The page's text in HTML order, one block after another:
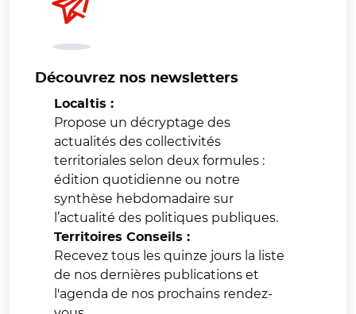
Découvrez nos newsletters
Localtis :
Propose un décryptage des
actualités des collectivités
territoriales selon deux formules :
édition quotidienne ou notre
synthèse hebdomadaire sur
l’actualité des politiques publiques.
Territoires Conseils :
Recevez tous les quinze jours la liste
de nos dernières publications et
l'agenda de nos prochains rendez-